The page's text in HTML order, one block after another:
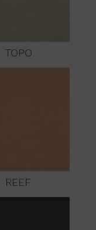
TOPO
REEF